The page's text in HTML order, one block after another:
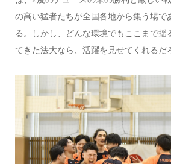
の高い猛者たちが全国各地から集う場で
る。しかし、どんな環境でもここまで揺
てきた法大なら、活躍を見せてくれるだ